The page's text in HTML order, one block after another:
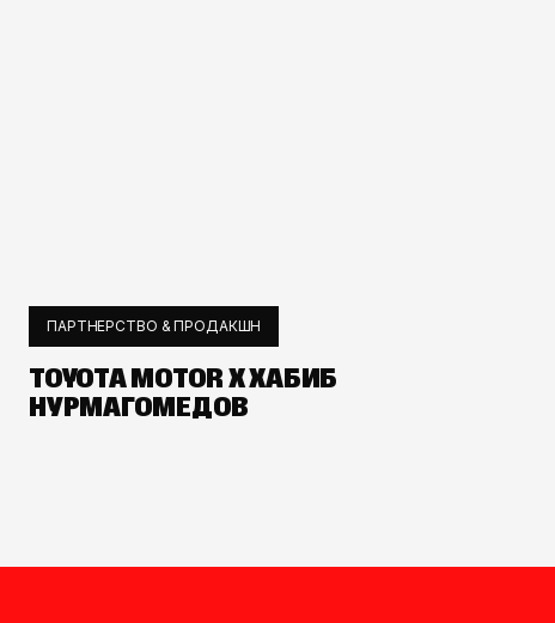
ПАРТНЕРСТВО & ПРОДАКШН
TOYOTA MOTOR X ХАБИБ
НУРМАГОМЕДОВ